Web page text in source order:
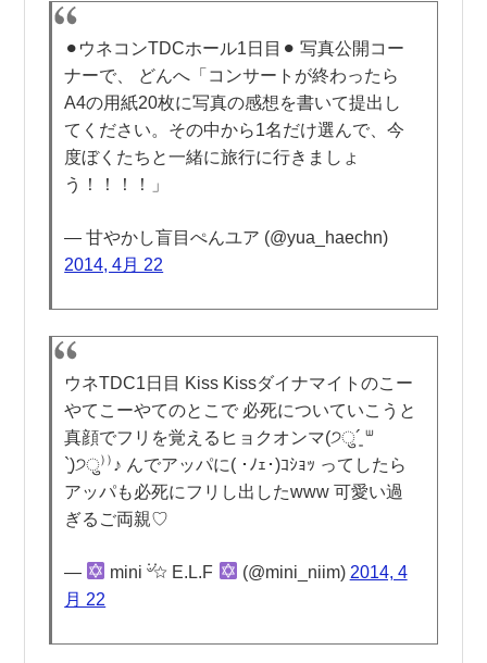
︎⚫︎ウネコンTDCホール1日目⚫︎ 写真公開コー
ナーで、 どんへ「コンサートが終わったら
A4の用紙20枚に写真の感想を書いて提出し
てください。その中から1名だけ選んで、今
度ぼくたちと一緒に旅行に行きましょ
う！！！！」
— 甘やかし盲目ぺんユア (@yua_haechn)
2014, 4月 22
ウネTDC1日目 Kiss Kissダイナマイトのこー
やてこーやてのとこで 必死についていこうと
真顔でフリを覚えるヒョクオンマ(੭ु´͈ ᐜ
`͈)੭ु⁾⁾♪ んでアッパに( ･ﾉｪ･)ｺｼｮｯ ってしたら
アッパも必死にフリし出したwww 可愛い過
ぎるご両親♡
— mini ۬৺۬☆ E.L.F (@mini_niim) 2014, 4
月 22